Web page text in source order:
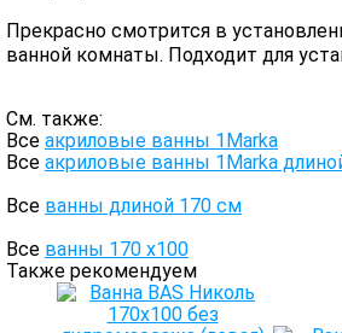
Прекрасно смотрится в
ванной комнаты. Подходит для
См. также:
Все акриловые ванны 1Marka
Все акриловые ванны 1Marka
Все ванны длиной 170 см
Все ванны 170 х100
Также рекомендуем